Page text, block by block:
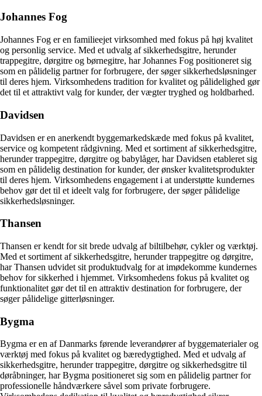
Johannes Fog
Johannes Fog er en familieejet virksomhed med fokus på høj kvalitet
og personlig service. Med et udvalg af sikkerhedsgitre, herunder
trappegitre, dørgitre og børnegitre, har Johannes Fog positioneret sig
som en pålidelig partner for forbrugere, der søger sikkerhedsløsninger
til deres hjem. Virksomhedens tradition for kvalitet og pålidelighed gør
det til et attraktivt valg for kunder, der vægter tryghed og holdbarhed.
Davidsen
Davidsen er en anerkendt byggemarkedskæde med fokus på kvalitet,
service og kompetent rådgivning. Med et sortiment af sikkerhedsgitre,
herunder trappegitre, dørgitre og babylåger, har Davidsen etableret sig
som en pålidelig destination for kunder, der ønsker kvalitetsprodukter
til deres hjem. Virksomhedens engagement i at understøtte kundernes
behov gør det til et ideelt valg for forbrugere, der søger pålidelige
sikkerhedsløsninger.
Thansen
Thansen er kendt for sit brede udvalg af biltilbehør, cykler og værktøj.
Med et sortiment af sikkerhedsgitre, herunder trappegitre og dørgitre,
har Thansen udvidet sit produktudvalg for at imødekomme kundernes
behov for sikkerhed i hjemmet. Virksomhedens fokus på kvalitet og
funktionalitet gør det til en attraktiv destination for forbrugere, der
søger pålidelige gitterløsninger.
Bygma
Bygma er en af Danmarks førende leverandører af byggematerialer og
værktøj med fokus på kvalitet og bæredygtighed. Med et udvalg af
sikkerhedsgitre, herunder trappegitre, dørgitre og sikkerhedsgitre til
døråbninger, har Bygma positioneret sig som en pålidelig partner for
professionelle håndværkere såvel som private forbrugere.